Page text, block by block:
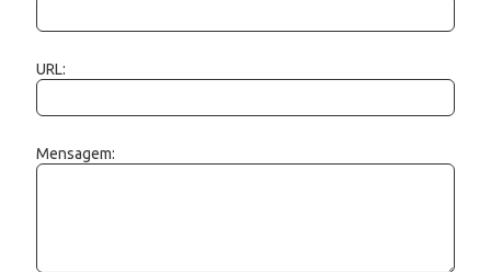
URL:
Mensagem: